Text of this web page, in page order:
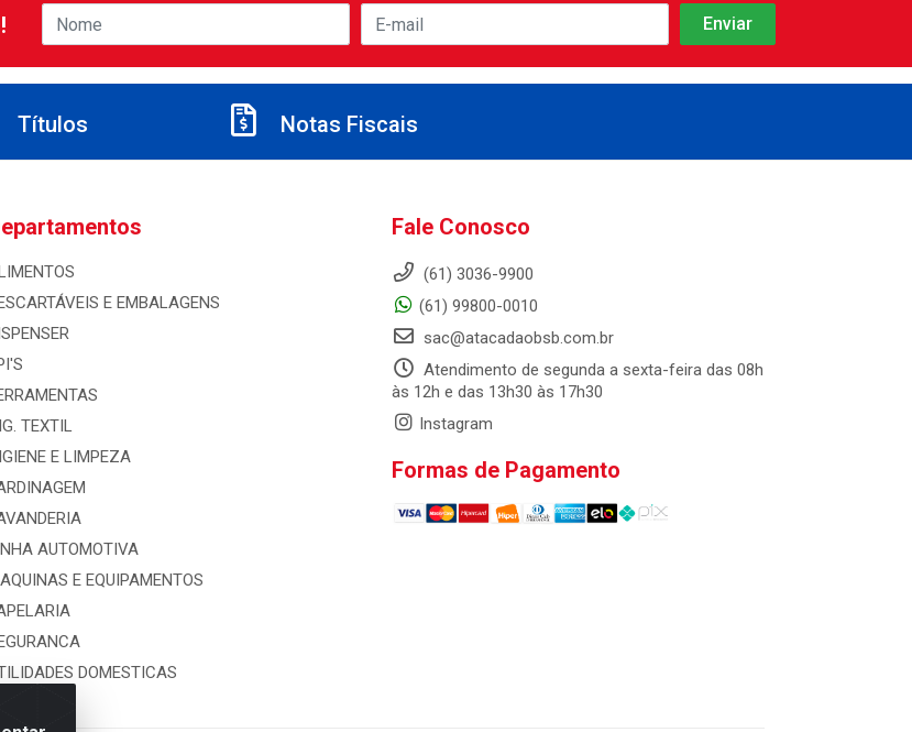
Títulos Notas Fiscais
E EMBALAGENS
TEXTIL
E LIMPEZA
AUTOMOTIVA
E EQUIPAMENTOS
DOMESTICAS
Fale Conosco
(61) 3036-9900
(61) 99800-0010
sac@atacadaobsb.com.br
Atendimento de segunda a sexta-feira das 08h
às 12h e das 13h30 às 17h30
Instagram
Formas de Pagamento